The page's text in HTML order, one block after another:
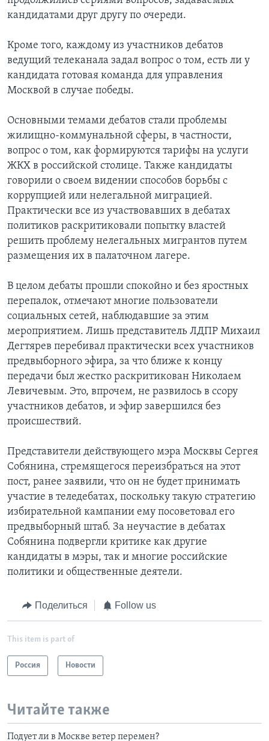
кандидатами друг другу по очереди.
Кроме того, каждому из участников дебатов
ведущий телеканала задал вопрос о том, есть ли у
кандидата готовая команда для управления
Москвой в случае победы.
Основными темами дебатов стали проблемы
жилищно-коммунальной сферы, в частности,
вопрос о том, как формируются тарифы на услуги
ЖКХ в российской столице. Также кандидаты
говорили о своем видении способов борьбы с
коррупцией или нелегальной миграцией.
Практически все из участвовавших в дебатах
политиков раскритиковали попытку властей
решить проблему нелегальных мигрантов путем
размещения их в палаточном лагере.
В целом дебаты прошли спокойно и без яростных
перепалок, отмечают многие пользователи
социальных сетей, наблюдавшие за этим
мероприятием. Лишь представитель ЛДПР Михаил
Дегтярев перебивал практически всех участников
предвыборного эфира, за что ближе к концу
передачи был жестко раскритикован Николаем
Левичевым. Это, впрочем, не развилось в ссору
участников дебатов, и эфир завершился без
происшествий.
Представители действующего мэра Москвы Сергея
Собянина, стремящегося переизбраться на этот
пост, ранее заявили, что он не будет принимать
участие в теледебатах, поскольку такую стратегию
избирательной кампании ему посоветовал его
предвыборный штаб. За неучастие в дебатах
Собянина подвергли критике как другие
кандидаты в мэры, так и многие российские
политики и общественные деятели.
Поделиться Follow us
This item is part of
Россия Новости
Читайте также
Подует ли в Москве ветер перемен?